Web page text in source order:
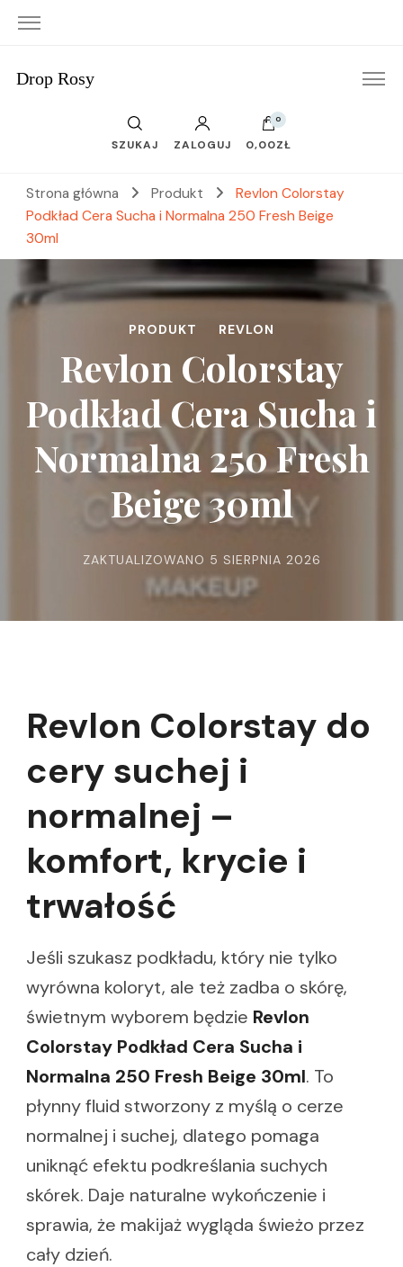
Drop Rosy
SZUKAJ ZALOGUJ
0
0,00ZŁ
Strona główna Produkt
Revlon Colorstay
Podkład Cera Sucha i Normalna 250 Fresh Beige
30ml
PRODUKT REVLON
Revlon Colorstay
Podkład Cera Sucha i
Normalna 250 Fresh
Beige 30ml
ZAKTUALIZOWANO 5 SIERPNIA 2026
Revlon Colorstay do
cery suchej i
normalnej –
komfort, krycie i
trwałość
Jeśli szukasz podkładu, który nie tylko
wyrówna koloryt, ale też zadba o skórę,
świetnym wyborem będzie Revlon
Colorstay Podkład Cera Sucha i
Normalna 250 Fresh Beige 30ml. To
płynny fluid stworzony z myślą o cerze
normalnej i suchej, dlatego pomaga
uniknąć efektu podkreślania suchych
skórek. Daje naturalne wykończenie i
sprawia, że makijaż wygląda świeżo przez
cały dzień.